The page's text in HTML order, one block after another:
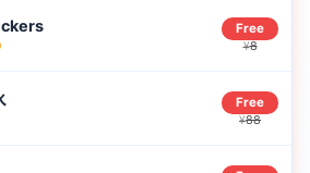
Free
¥8
Free
¥88